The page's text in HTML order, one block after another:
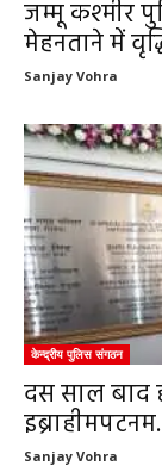
जम्मू कश्मीर
मेहनताने में
Sanjay Vohra
केन्द्रीय पुलिस संगठन
दस साल बाद
Sanjay Vohra